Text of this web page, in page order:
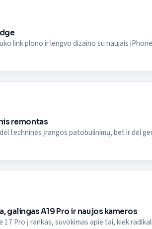
link plono ir lengvo dizaino su naujais iPhone
remontas
techninės įrangos patobulinimų, bet ir dėl
galingas A19 Pro ir naujos kameros
Pro į rankas, suvokimas apie tai, kiek